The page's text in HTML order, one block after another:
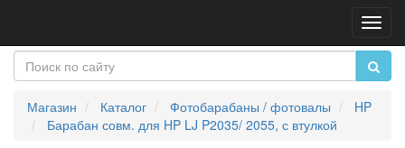
Магазин Каталог Фотобарабаны / фотовалы
HP
Барабан совм. для HP LJ P2035/ 2055, с втулкой